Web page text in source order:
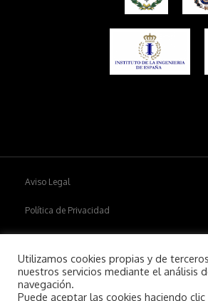
Aviso Legal
Política de Privacidad
Utilizamos cookies propias y de
nuestros servicios mediante el análisis
navegación.
Puede aceptar las cookies haciendo